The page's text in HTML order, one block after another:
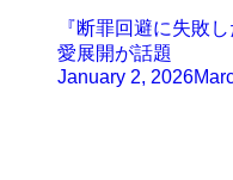
『断罪回避に失敗
愛展開が話題
January 2, 2026